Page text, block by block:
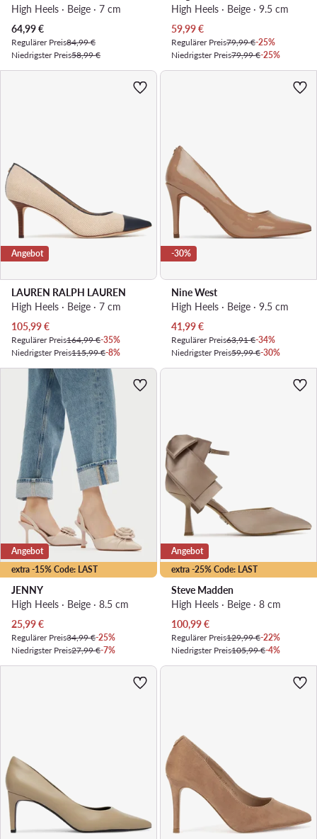
High Heels · Beige · 7 cm
Aktueller Preis
64,99€
Regulärer Preis84,99 €
Niedrigster Preis58,99 €
High Heels · Beige · 9.5 cm
Aktueller Preis
59,99€
Regulärer Preis79,99 €-25%
Niedrigster Preis79,99 €-25%
Angebot
LAUREN RALPH LAUREN
High Heels · Beige · 7 cm
Aktueller Preis
105,99€
Regulärer Preis164,99 €-35%
Niedrigster Preis115,99 €-8%
-30%
Nine West
High Heels · Beige · 9.5 cm
Aktueller Preis
41,99€
Regulärer Preis63,91 €-34%
Niedrigster Preis59,99 €-30%
extra -15% Code: LAST
Angebot
JENNY
High Heels · Beige · 8.5 cm
Aktueller Preis
25,99€
Regulärer Preis34,99 €-25%
Niedrigster Preis27,99 €-7%
extra -25% Code: LAST
Angebot
Steve Madden
High Heels · Beige · 8 cm
Aktueller Preis
100,99€
Regulärer Preis129,99 €-22%
Niedrigster Preis105,99 €-4%